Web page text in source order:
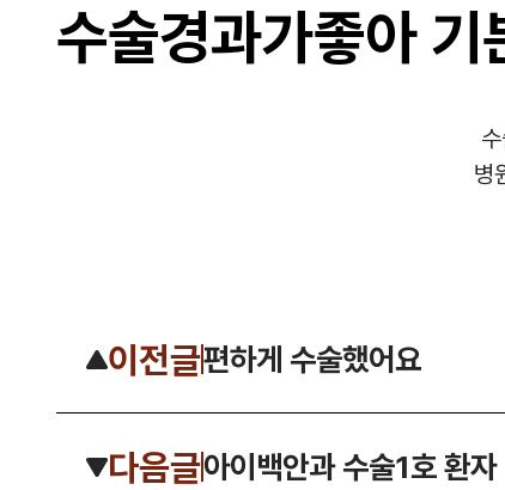
수술경과가좋아 기
병
이전글편하게 수술했어요
다음글아이백안과 수술1호 환자